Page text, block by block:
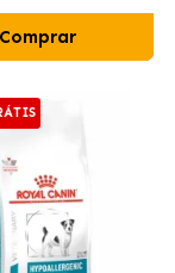
Comprar